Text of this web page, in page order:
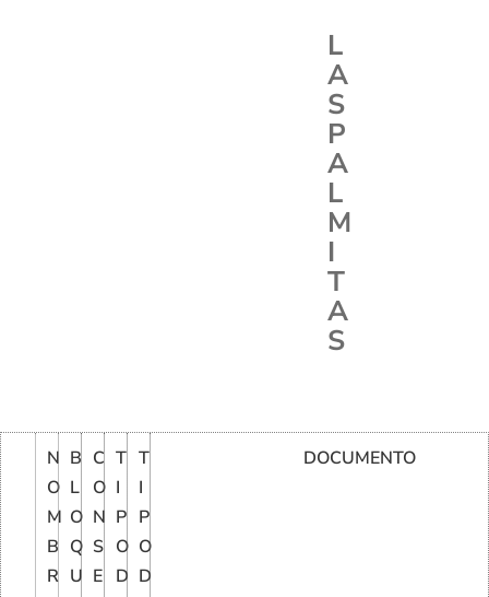
L
A
S
P
A
L
M
I
T
A
S
N
O
M
B
R
B
L
O
Q
U
C
O
N
S
E
T
I
P
O
D
T
I
P
O
D
DOCUMENTO